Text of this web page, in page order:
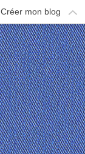
Créer mon blog